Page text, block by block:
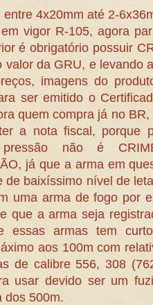
entre 4x20mm até 2-
vigor R-105, agora
é obrigatório possuir
valor da GRU, e levando
imagens do
ser emitido o
quem compra já no
a nota fiscal, porque
não é
já que a arma em
de baixíssimo nível de
uma arma de fogo por
que a arma seja
essas armas tem
aos 100m com
de calibre 556, 308
usar devido ser um
dos 500m.